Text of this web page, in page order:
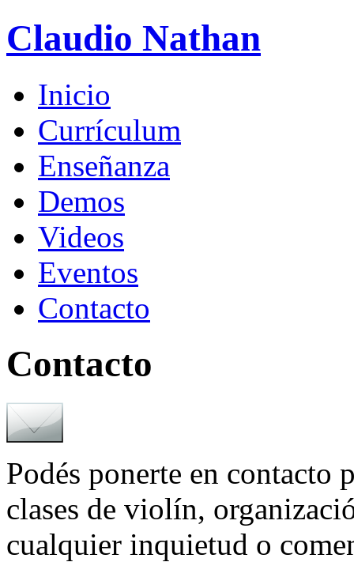
Claudio Nathan
Inicio
Currículum
Enseñanza
Demos
Videos
Eventos
Contacto
Contacto
Podés ponerte en contacto
clases de violín,
cualquier inquietud o